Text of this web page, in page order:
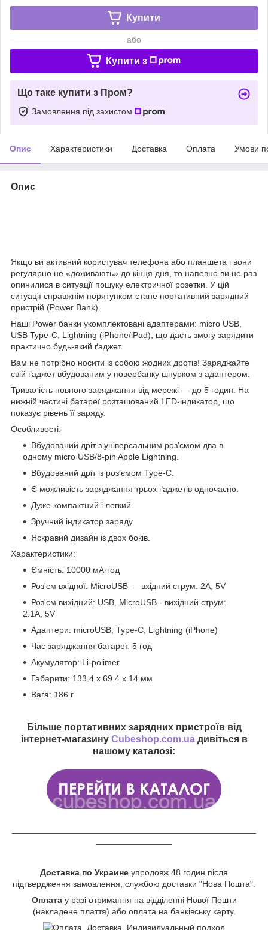
Купити
або
Купити з
Що таке купити з Пром?
Замовлення під захистом
Опис Характеристики Доставка Оплата Умови
Опис
Якщо ви активний користувач телефона або планшета і вони
регулярно не «доживають» до кінця дня, то напевно ви не раз
опинилися в ситуації пошуку електричної розетки. У цій
ситуації справжнім порятунком стане портативний зарядний
пристрій (Power Bank).
Наші Power банки укомплектовані адаптерами: micro USB,
USB Type-C, Lightning (iPhone/iPad), що дасть змогу зарядити
практично будь-який ґаджет.
Вам не потрібно носити із собою жодних дротів! Заряджайте
свій ґаджет вбудованим у повербанку шнурком з адаптером.
Тривалість повного заряджання від мережі — до 5 годин. На
нижній частині батареї розташований LED-індикатор, що
показує рівень її заряду.
Особливості:
Вбудований дріт з універсальним роз'ємом два в
одному micro USB/8-pin Apple Lightning.
Вбудований дріт із роз'ємом Type-C.
Є можливість заряджання трьох ґаджетів одночасно.
Дуже компактний і легкий.
Зручний індикатор заряду.
Яскравий дизайн із двох боків.
Характеристики:
Ємність: 10000 мА·год
Роз'єм вхідної: MicroUSB — вхідний струм: 2A, 5V
Роз'єм вихідний: USB, MicroUSB - вихідний струм:
2.1A, 5V
Адаптери: microUSB, Type-C, Lightning (iPhone)
Час заряджання батареї: 5 год
Акумулятор: Li-polimer
Габарити: 133.4 х 69.4 х 14 мм
Вага: 186 г
Більше портативних зарядних пристроїв від
інтернет-магазину Cubeshop.com.uaдивіться в
нашому каталозі:
Доставка по Украине упродовж 48 годин після
підтвердження замовлення, службою доставки "Нова Пошта".
Оплата у разі отримання на відділенні Нової Пошти
(накладене плаття) або оплата на банківську карту.